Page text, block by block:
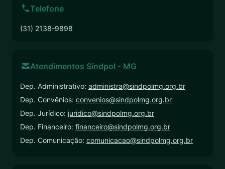
Telefone
(31) 2138-9898
Atendimentos Sindpol - MG
Dep. Administrativo: administra@sindpolmg.org.br
Dep. Convênios: convenios@sindpolmg.org.br
Dep. Jurídico: juridico@sindpolmg.org.br
Dep. Financeiro: financeiro@sindpolmg.org.br
Dep. Comunicação: comunicacao@sindpolmg.org.br